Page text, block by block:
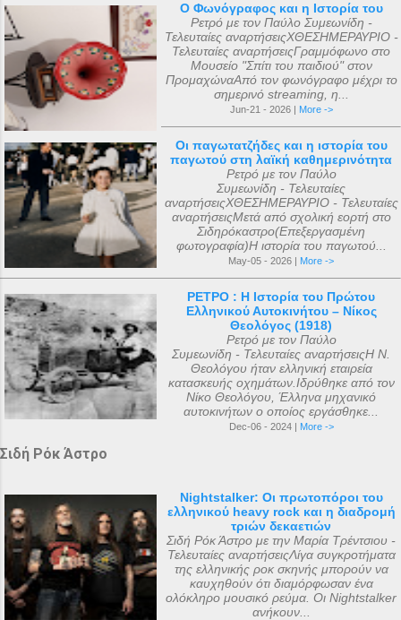
Ο Φωνόγραφος και η Ιστορία του
Ρετρό με τον Παύλο Συμεωνίδη -
Τελευταίες αναρτήσειςΧΘΕΣΗΜΕΡΑΥΡΙΟ -
Τελευταίες αναρτήσειςΓραμμόφωνο στο
Μουσείο "Σπίτι του παιδιού" στον
ΠρομαχώναΑπό τον φωνόγραφο μέχρι το
σημερινό streaming, η...
Jun-21 - 2026 | More ->
Οι παγωτατζήδες και η ιστορία του
παγωτού στη λαϊκή καθημερινότητα
Ρετρό με τον Παύλο
Συμεωνίδη - Τελευταίες
αναρτήσειςΧΘΕΣΗΜΕΡΑΥΡΙΟ - Τελευταίες
αναρτήσειςΜετά από σχολική εορτή στο
Σιδηρόκαστρο(Επεξεργασμένη
φωτογραφία)Η ιστορία του παγωτού...
May-05 - 2026 | More ->
ΡΕΤΡΟ : Η Ιστορία του Πρώτου
Ελληνικού Αυτοκινήτου – Νίκος
Θεολόγος (1918)
Ρετρό με τον Παύλο
Συμεωνίδη - Τελευταίες αναρτήσειςΗ Ν.
Θεολόγου ήταν ελληνική εταιρεία
κατασκευής οχημάτων.Ιδρύθηκε από τον
Νίκο Θεολόγου, Έλληνα μηχανικό
αυτοκινήτων ο οποίος εργάσθηκε...
Dec-06 - 2024 | More ->
Σιδή Ρόκ Άστρο
Nightstalker: Οι πρωτοπόροι του
ελληνικού heavy rock και η διαδρομή
τριών δεκαετιών
Σιδή Ρόκ Άστρο με την Μαρία Τρέντσιου -
Τελευταίες αναρτήσειςΛίγα συγκροτήματα
της ελληνικής ροκ σκηνής μπορούν να
καυχηθούν ότι διαμόρφωσαν ένα
ολόκληρο μουσικό ρεύμα. Οι Nightstalker
ανήκουν...